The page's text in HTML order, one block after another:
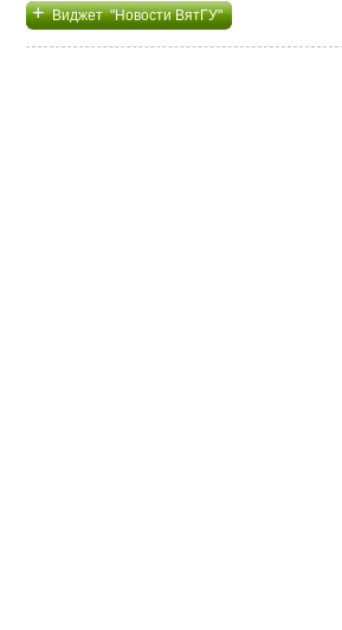
+Виджет "Новости ВятГУ"